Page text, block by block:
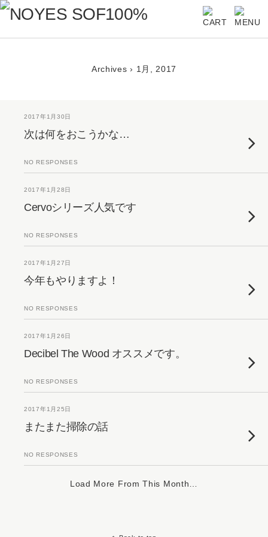
Archives › 1月, 2017
2017年1月30日
次は何をおこうかな…
NO RESPONSES
2017年1月28日
Cervoシリーズ人気です
NO RESPONSES
2017年1月27日
今年もやりますよ！
NO RESPONSES
2017年1月26日
Decibel The Wood オススメです。
NO RESPONSES
2017年1月25日
またまた掃除の話
NO RESPONSES
Load More From This Month…